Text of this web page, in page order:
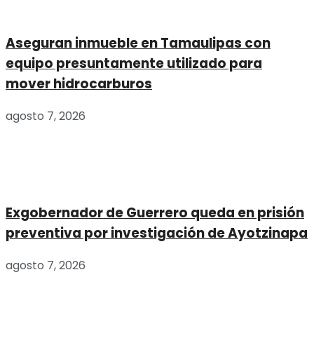
Aseguran inmueble en Tamaulipas con
equipo presuntamente utilizado para
mover hidrocarburos
agosto 7, 2026
Exgobernador de Guerrero queda en prisión
preventiva por investigación de Ayotzinapa
agosto 7, 2026